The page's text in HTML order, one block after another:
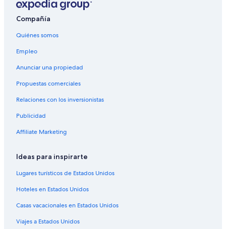
Hoteles que aceptan mascotas en Campo Grande
Hoteles en Campo Grande
Hoteles cerca de Centro comercial Norte Sul Plaza
Hoteles en Villa Quito
Hoteles en Chácara Cachoeira
Hoteles en Vila Nasser
Hoteles en Guanandi
Hoteles en Monte Líbano
Hoteles en Vila Saraiva
Hoteles en Carandá Bosque
Hoteles para ir de compras en Mato Grosso del Sur
Hoteles de negocios en Mato Grosso del Sur
Hoteles en la playa en Mato Grosso del Sur
Hoteles baratos en Mato Grosso del Sur
Compañía
Quiénes somos
Empleo
Anunciar una propiedad
Propuestas comerciales
Relaciones con los inversionistas
Publicidad
Affiliate Marketing
Ideas para inspirarte
Lugares turísticos de Estados Unidos
Hoteles en Estados Unidos
Casas vacacionales en Estados Unidos
Viajes a Estados Unidos